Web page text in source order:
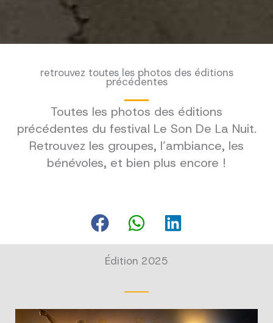
retrouvez toutes les photos des éditions
précédentes
Toutes les photos des éditions
précédentes du festival Le Son De La Nuit.
Retrouvez les groupes, l’ambiance, les
bénévoles, et bien plus encore !
Édition 2025